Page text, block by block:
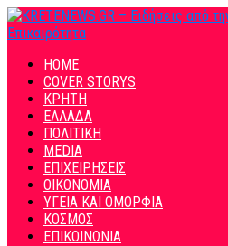
HOME
COVER STORYS
ΚΡΗΤΗ
ΕΛΛΑΔΑ
ΠΟΛΙΤΙΚΗ
MEDIA
ΕΠΙΧΕΙΡΗΣΕΙΣ
ΟΙΚΟΝΟΜΙΑ
ΥΓΕΙΑ ΚΑΙ ΟΜΟΡΦΙΑ
ΚΟΣΜΟΣ
ΕΠΙΚΟΙΝΩΝΙΑ